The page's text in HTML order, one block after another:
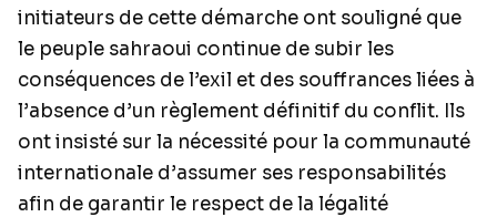
initiateurs de cette démarche ont souligné que
le peuple sahraoui continue de subir les
conséquences de l’exil et des souffrances liées à
l’absence d’un règlement définitif du conflit. Ils
ont insisté sur la nécessité pour la communauté
internationale d’assumer ses responsabilités
afin de garantir le respect de la légalité